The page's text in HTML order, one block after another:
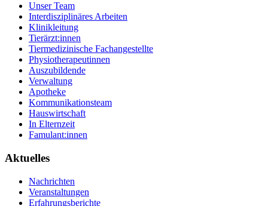
Unser Team
Interdisziplinäres Arbeiten
Klinikleitung
Tierärzt:innen
Tiermedizinische Fachangestellte
Physiotherapeutinnen
Auszubildende
Verwaltung
Apotheke
Kommunikationsteam
Hauswirtschaft
In Elternzeit
Famulant:innen
Aktuelles
Nachrichten
Veranstaltungen
Erfahrungsberichte